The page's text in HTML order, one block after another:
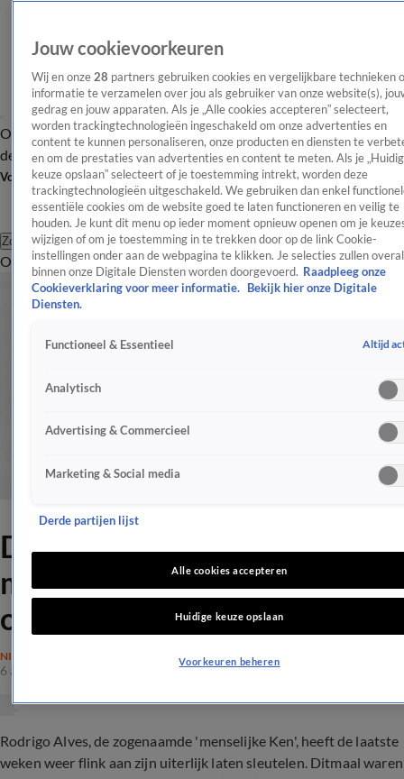
OverzichtAfleveringen Entertainment TV Algemeen
Tip
de redactieNieuwsbrief
Volg Shownieuws
Zoeken
OverzichtEntertainmentSpraakmakendRealityCrimeVideo's
Deze operaties heeft de
menselijke Ken nu weer
ondergaan
NIEUWS
6 aug 2017, 18:57
Rodrigo Alves, de zogenaamde 'menselijke Ken', heeft de laatste
weken weer flink aan zijn uiterlijk laten sleutelen. Ditmaal waren
Jouw cookievoorkeuren
Wij en onze 28 partners gebruiken cookies en vergelijkbare technieken
informatie te verzamelen over jou als gebruiker van onze website(s),
gedrag en jouw apparaten. Als je „Alle cookies accepteren” selecteert,
worden trackingtechnologieën ingeschakeld om onze advertenties en
content te kunnen personaliseren, onze producten en diensten te
en om de prestaties van advertenties en content te meten. Als je
keuze opslaan” selecteert of je toestemming intrekt, worden deze
trackingtechnologieën uitgeschakeld. We gebruiken dan enkel
essentiële cookies om de website goed te laten functioneren en veilig te
houden. Je kunt dit menu op ieder moment opnieuw openen om je
wijzigen of om je toestemming in te trekken door op de link Cookie-
instellingen onder aan de webpagina te klikken. Je selecties zullen overal
binnen onze Digitale Diensten worden doorgevoerd. Raadpleeg onze
Cookieverklaring voor meer informatie.
Bekijk hier onze Digitale
Diensten.
Functioneel & Essentieel Altijd
Analytisch
Advertising & Commercieel
Marketing & Social media
Derde partijen lijst
Alle cookies accepteren
Huidige keuze opslaan
Voorkeuren beheren